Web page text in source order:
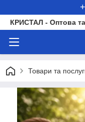
КРИСТАЛ - Оптова та
Товари та